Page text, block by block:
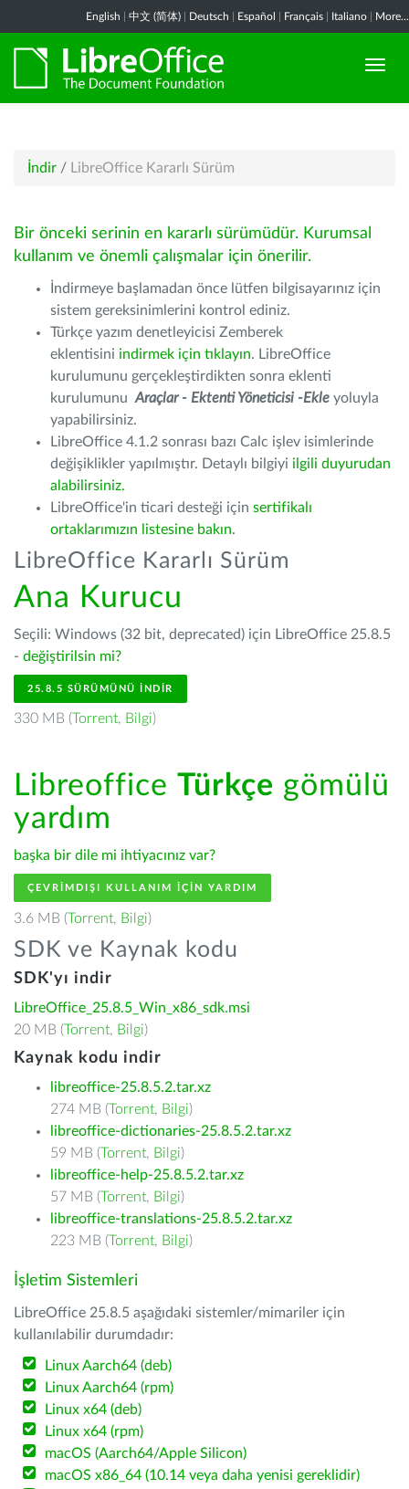
English 中文 (简体) Deutsch Español Français Italiano More...
İndir / LibreOffice Kararlı Sürüm
Bir önceki serinin en kararlı sürümüdür. Kurumsal
kullanım ve önemli çalışmalar için önerilir.
İndirmeye başlamadan önce lütfen bilgisayarınız için
sistem gereksinimlerini kontrol ediniz.
Türkçe yazım denetleyicisi Zemberek
eklentisini indirmek için tıklayın. LibreOffice
kurulumunu gerçekleştirdikten sonra eklenti
kurulumunu Araçlar - Ektenti Yöneticisi -Ekle yoluyla
yapabilirsiniz.
LibreOffice 4.1.2 sonrası bazı Calc işlev isimlerinde
değişiklikler yapılmıştır. Detaylı bilgiyi ilgili duyurudan
alabilirsiniz.
LibreOffice'in ticari desteği için sertifikalı
ortaklarımızın listesine bakın.
LibreOffice Kararlı Sürüm
Ana Kurucu
Seçili: Windows (32 bit, deprecated) için LibreOffice 25.8.5
- değiştirilsin mi?
25.8.5 SÜRÜMÜNÜ İNDIR
330 MB (Torrent, Bilgi)
Libreoffice Türkçe gömülü
yardım
başka bir dile mi ihtiyacınız var?
ÇEVRIMDIŞI KULLANIM IÇIN YARDIM
3.6 MB (Torrent, Bilgi)
SDK ve Kaynak kodu
SDK'yı indir
LibreOffice_25.8.5_Win_x86_sdk.msi
20 MB (Torrent, Bilgi)
Kaynak kodu indir
libreoffice-25.8.5.2.tar.xz
274 MB (Torrent, Bilgi)
libreoffice-dictionaries-25.8.5.2.tar.xz
59 MB (Torrent, Bilgi)
libreoffice-help-25.8.5.2.tar.xz
57 MB (Torrent, Bilgi)
libreoffice-translations-25.8.5.2.tar.xz
223 MB (Torrent, Bilgi)
İşletim Sistemleri
LibreOffice 25.8.5 aşağıdaki sistemler/mimariler için
kullanılabilir durumdadır:
Linux Aarch64 (deb)
Linux Aarch64 (rpm)
Linux x64 (deb)
Linux x64 (rpm)
macOS (Aarch64/Apple Silicon)
macOS x86_64 (10.14 veya daha yenisi gereklidir)